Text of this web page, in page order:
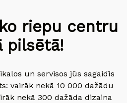
riepu centru
pilsētā!
un servisos jūs sagaidīs
vairāk nekā 10 000 dažādu
nekā 300 dažāda dizaina